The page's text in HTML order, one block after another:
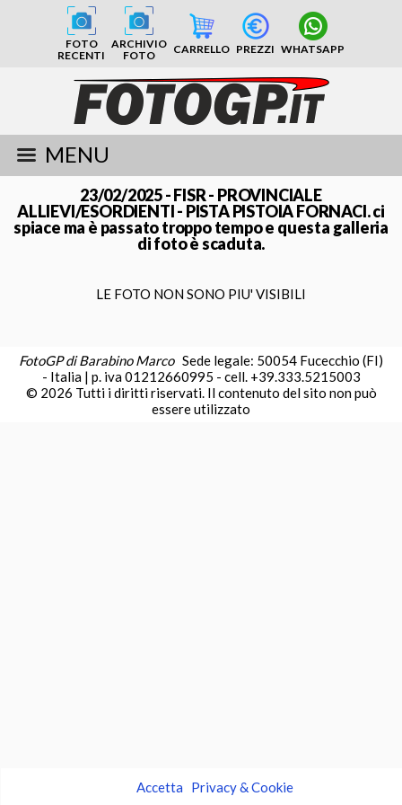
FOTO
RECENTI
ARCHIVIO
FOTO
CARRELLO PREZZI WHATSAPP
MENU
23/02/2025 - FISR - PROVINCIALE
ALLIEVI/ESORDIENTI - PISTA PISTOIA FORNACI. ci
spiace ma è passato troppo tempo e questa galleria
di foto è scaduta.
LE FOTO NON SONO PIU' VISIBILI
FotoGP di Barabino Marco Sede legale: 50054 Fucecchio (FI)
- Italia | p. iva 01212660995 - cell. +39.333.5215003
© 2026 Tutti i diritti riservati. Il contenuto del sito non può
essere utilizzato
Accetta Privacy & Cookie